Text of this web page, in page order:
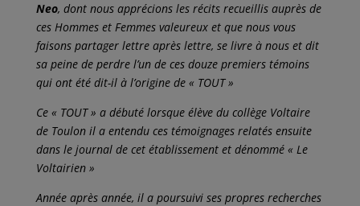
Neo, dont nous apprécions les récits recueillis auprès de
ces Hommes et Femmes valeureux et que nous vous
faisons partager lettre après lettre, se livre à nous et dit
sa peine de perdre l’un de ces douze premiers témoins
qui ont été dit-il à l’origine de « TOUT »
Ce « TOUT » a débuté lorsque élève du collège Voltaire
de Toulon il a entendu ces témoignages relatés ensuite
dans le journal de cet établissement et dénommé « Le
Voltairien »
Année après année, il a poursuivi ses propres recherches